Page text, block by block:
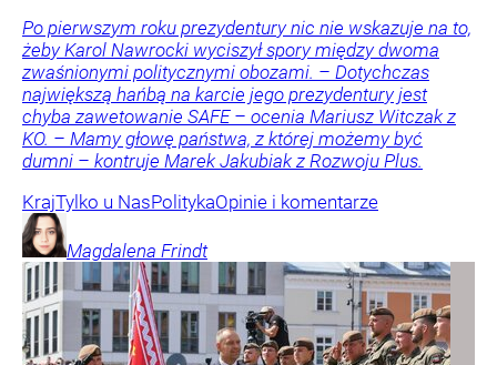
Po pierwszym roku prezydentury nic nie wskazuje na to,
żeby Karol Nawrocki wyciszył spory między dwoma
zwaśnionymi politycznymi obozami. – Dotychczas
największą hańbą na karcie jego prezydentury jest
chyba zawetowanie SAFE – ocenia Mariusz Witczak z
KO. – Mamy głowę państwa, z której możemy być
dumni – kontruje Marek Jakubiak z Rozwoju Plus.
KrajTylko u NasPolitykaOpinie i komentarze
Magdalena Frindt